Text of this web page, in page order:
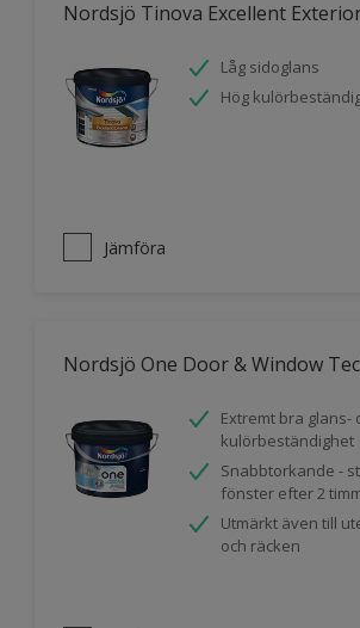
Nordsjö Tinova Excellent
Låg sidoglans
Hög
Jämföra
Nordsjö One Door & Window
Extremt bra glans-
kulörbeständighet
Snabbtorkande -
fönster efter 2
Utmärkt även till
och räcken